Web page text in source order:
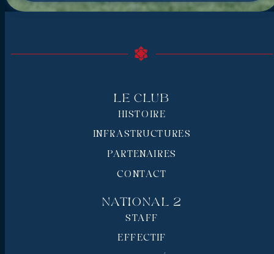
Le Club
HISTOIRE
INFRASTRUCTURES
PARTENAIRES
CONTACT
National 2
STAFF
EFFECTIF